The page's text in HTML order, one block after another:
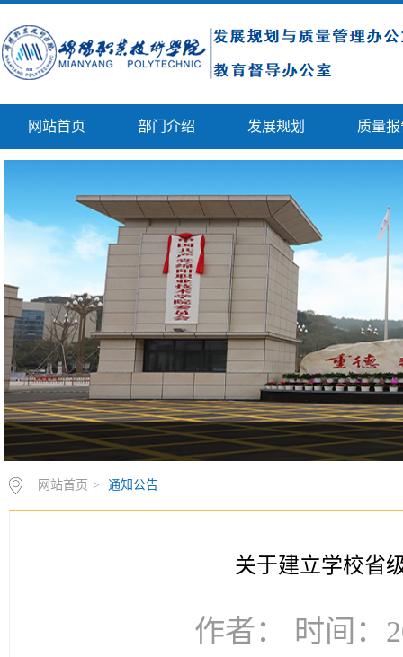
网站首页 部门介绍 发展规划 质量
网站首页 > 通知公告
关于建立学校省
作者： 时间：